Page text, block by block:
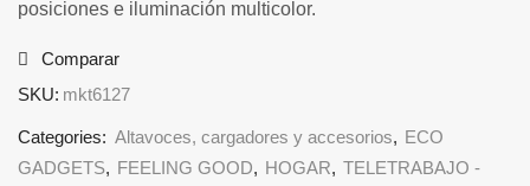
posiciones e iluminación multicolor.
Comparar
SKU: mkt6127
Categories: Altavoces, cargadores y accesorios, ECO
GADGETS, FEELING GOOD, HOGAR, TELETRABAJO -